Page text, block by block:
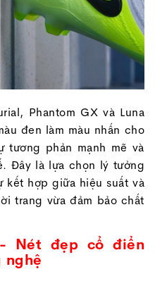
Phantom GX và Luna
đen làm màu nhấn cho
tương phản mạnh mẽ và
Đây là lựa chọn lý tưởng
kết hợp giữa hiệu suất và
trang vừa đảm bảo chất
Nét đẹp cổ điển
nghệ